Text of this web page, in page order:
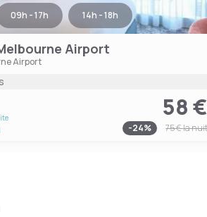
09h - 17h 14h - 18h
Airport
Airport
58
-24% 75 €la